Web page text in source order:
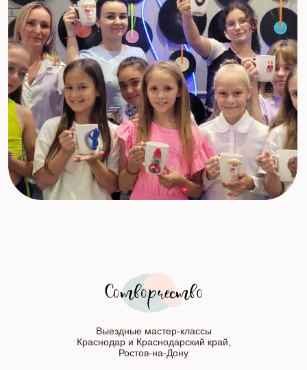
Выездные мастер-классы
Краснодар и Краснодарский край,
Ростов-на-Дону